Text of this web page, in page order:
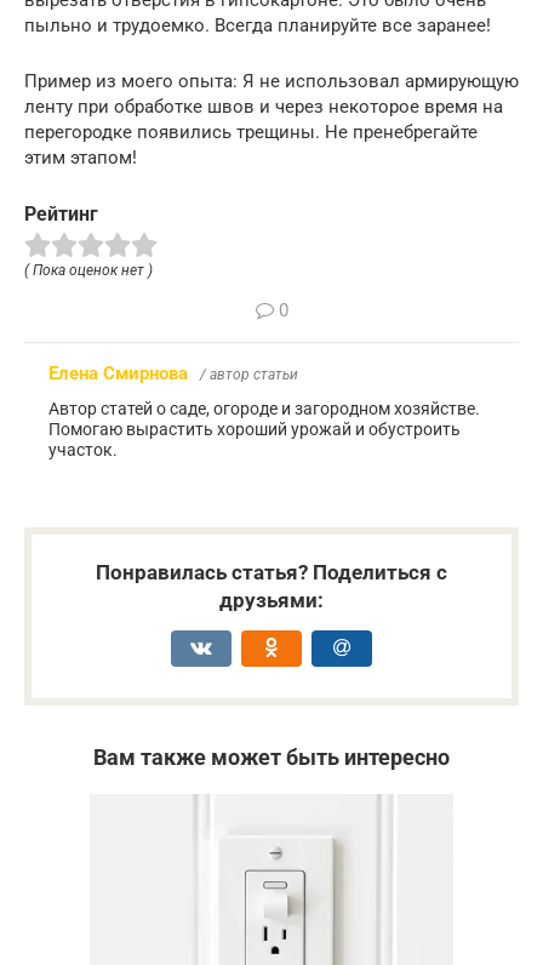
пыльно и трудоемко. Всегда планируйте все заранее!
Пример из моего опыта: Я не использовал армирующую
ленту при обработке швов и через некоторое время на
перегородке появились трещины. Не пренебрегайте
этим этапом!
Рейтинг
( Пока оценок нет )
0
Елена Смирнова / автор статьи
Автор статей о саде, огороде и загородном хозяйстве.
Помогаю вырастить хороший урожай и обустроить
участок.
Понравилась статья? Поделиться с
друзьями:
Вам также может быть интересно